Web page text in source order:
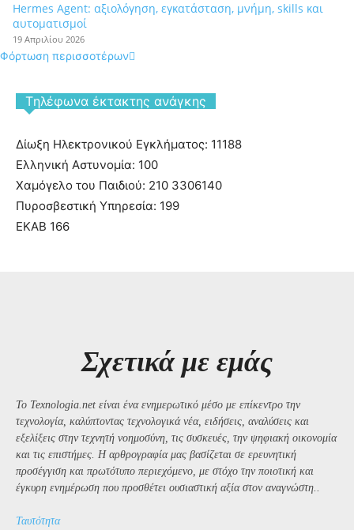
Hermes Agent: αξιολόγηση, εγκατάσταση, μνήμη, skills και
αυτοματισμοί
19 Απριλίου 2026
Φόρτωση περισσοτέρων
Tηλέφωνα έκτακτης ανάγκης
Δίωξη Ηλεκτρονικού Εγκλήματος: 11188
Ελληνική Αστυνομία: 100
Χαμόγελο του Παιδιού: 210 3306140
Πυροσβεστική Υπηρεσία: 199
ΕΚΑΒ 166
Σχετικά με εμάς
Το Texnologia.net είναι ένα ενημερωτικό μέσο με επίκεντρο την
τεχνολογία, καλύπτοντας τεχνολογικά νέα, ειδήσεις, αναλύσεις και
εξελίξεις στην τεχνητή νοημοσύνη, τις συσκευές, την ψηφιακή οικονομία
και τις επιστήμες. Η αρθρογραφία μας βασίζεται σε ερευνητική
προσέγγιση και πρωτότυπο περιεχόμενο, με στόχο την ποιοτική και
έγκυρη ενημέρωση που προσθέτει ουσιαστική αξία στον αναγνώστη..
Ταυτότητα